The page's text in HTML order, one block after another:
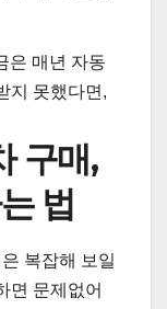
은 매년 자동
지 못했다면,
구매,
법
복잡해 보일
면 문제없어